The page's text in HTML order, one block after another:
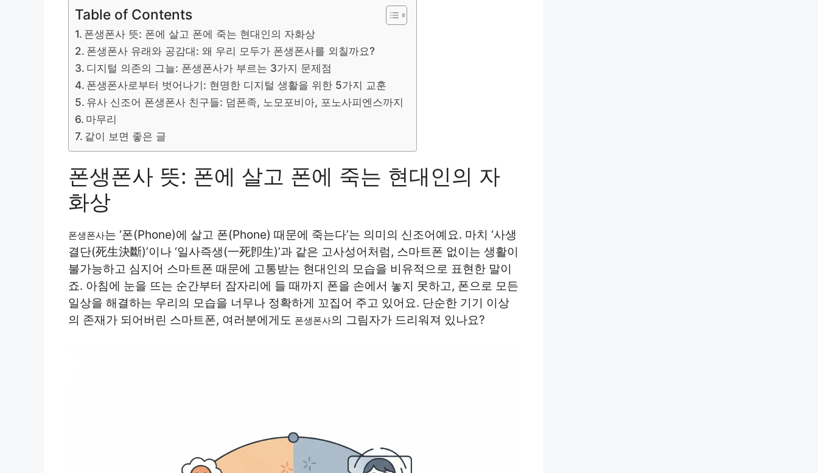
Table of Contents
폰생폰사 뜻: 폰에 살고 폰에 죽는 현대인의 자화상
폰생폰사 유래와 공감대: 왜 우리 모두가 폰생폰사를 외칠까요?
디지털 의존의 그늘: 폰생폰사가 부르는 3가지 문제점
폰생폰사로부터 벗어나기: 현명한 디지털 생활을 위한 5가지 교훈
유사 신조어 폰생폰사 친구들: 덤폰족, 노모포비아, 포노사피엔스까지
마무리
같이 보면 좋은 글
폰생폰사 뜻: 폰에 살고 폰에 죽는 현대인의 자
화상
폰생폰사는 ‘폰(Phone)에 살고 폰(Phone) 때문에 죽는다’는 의미의 신조어예요. 마치 ‘사생
결단(死生決斷)’이나 ‘일사즉생(一死卽生)’과 같은 고사성어처럼, 스마트폰 없이는 생활이
불가능하고 심지어 스마트폰 때문에 고통받는 현대인의 모습을 비유적으로 표현한 말이
죠. 아침에 눈을 뜨는 순간부터 잠자리에 들 때까지 폰을 손에서 놓지 못하고, 폰으로 모든
일상을 해결하는 우리의 모습을 너무나 정확하게 꼬집어 주고 있어요. 단순한 기기 이상
의 존재가 되어버린 스마트폰, 여러분에게도 폰생폰사의 그림자가 드리워져 있나요?